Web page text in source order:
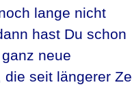
lange nicht
hast Du schon
neue
seit längerer